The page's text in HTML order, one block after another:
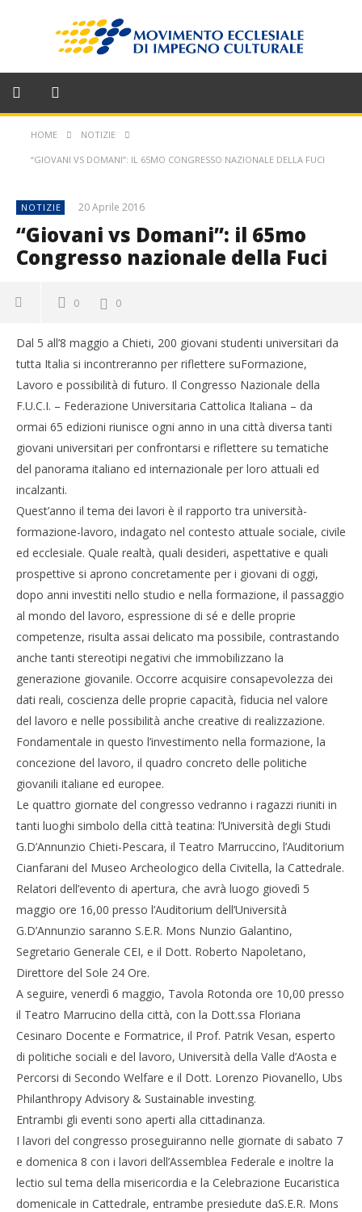
HOME NOTIZIE
“GIOVANI VS DOMANI”: IL 65MO CONGRESSO NAZIONALE DELLA FUCI
NOTIZIE 20 Aprile 2016
“Giovani vs Domani”: il 65mo
Congresso nazionale della Fuci
0 0
Dal 5 all’8 maggio a Chieti, 200 giovani studenti universitari da
tutta Italia si incontreranno per riflettere suFormazione,
Lavoro e possibilità di futuro. Il Congresso Nazionale della
F.U.C.I. – Federazione Universitaria Cattolica Italiana – da
ormai 65 edizioni riunisce ogni anno in una città diversa tanti
giovani universitari per confrontarsi e riflettere su tematiche
del panorama italiano ed internazionale per loro attuali ed
incalzanti.
Quest’anno il tema dei lavori è il rapporto tra università-
formazione-lavoro, indagato nel contesto attuale sociale, civile
ed ecclesiale. Quale realtà, quali desideri, aspettative e quali
prospettive si aprono concretamente per i giovani di oggi,
dopo anni investiti nello studio e nella formazione, il passaggio
al mondo del lavoro, espressione di sé e delle proprie
competenze, risulta assai delicato ma possibile, contrastando
anche tanti stereotipi negativi che immobilizzano la
generazione giovanile. Occorre acquisire consapevolezza dei
dati reali, coscienza delle proprie capacità, fiducia nel valore
del lavoro e nelle possibilità anche creative di realizzazione.
Fondamentale in questo l’investimento nella formazione, la
concezione del lavoro, il quadro concreto delle politiche
giovanili italiane ed europee.
Le quattro giornate del congresso vedranno i ragazzi riuniti in
tanti luoghi simbolo della città teatina: l’Università degli Studi
G.D’Annunzio Chieti-Pescara, il Teatro Marruccino, l’Auditorium
Cianfarani del Museo Archeologico della Civitella, la Cattedrale.
Relatori dell’evento di apertura, che avrà luogo giovedì 5
maggio ore 16,00 presso l’Auditorium dell’Università
G.D’Annunzio saranno S.E.R. Mons Nunzio Galantino,
Segretario Generale CEI, e il Dott. Roberto Napoletano,
Direttore del Sole 24 Ore.
A seguire, venerdì 6 maggio, Tavola Rotonda ore 10,00 presso
il Teatro Marrucino della città, con la Dott.ssa Floriana
Cesinaro Docente e Formatrice, il Prof. Patrik Vesan, esperto
di politiche sociali e del lavoro, Università della Valle d’Aosta e
Percorsi di Secondo Welfare e il Dott. Lorenzo Piovanello, Ubs
Philanthropy Advisory & Sustainable investing.
Entrambi gli eventi sono aperti alla cittadinanza.
I lavori del congresso proseguiranno nelle giornate di sabato 7
e domenica 8 con i lavori dell’Assemblea Federale e inoltre la
lectio sul tema della misericordia e la Celebrazione Eucaristica
domenicale in Cattedrale, entrambe presiedute daS.E.R. Mons